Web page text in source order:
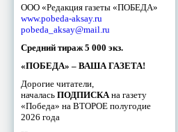
ООО «Редакция газеты «ПОБЕДА»
www.pobeda-aksay.ru
pobeda_aksay@mail.ru
Средний тираж 5 000 экз.
«ПОБЕДА» – ВАША ГАЗЕТА!
Дорогие читатели,
началась ПОДПИСКАна газету
«Победа» на ВТОРОЕ полугодие
2026 года